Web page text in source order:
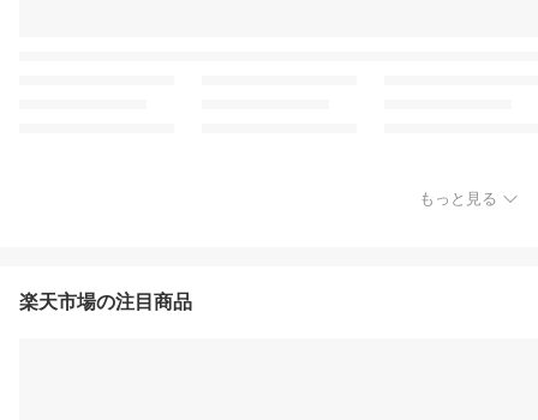
もっと見る
楽天市場の注目商品